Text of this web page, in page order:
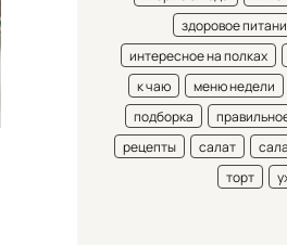
здоровое
интересное на полках
к чаю
меню недели
подборка
рецепты
салат
торт